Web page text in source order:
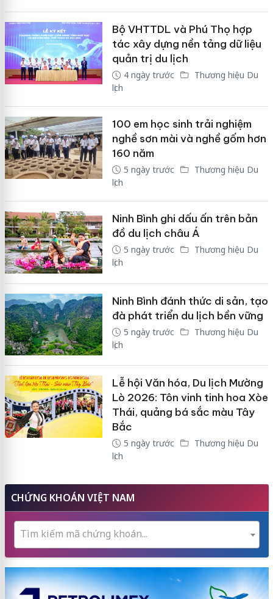
Bộ VHTTDL và Phú Thọ hợp
tác xây dựng nền tảng dữ liệu
quản trị du lịch
4 ngày trước
Thương hiệu Du
lịch
100 em học sinh trải nghiệm
nghề sơn mài và nghề gốm hơn
160 năm
5 ngày trước
Thương hiệu Du
lịch
Ninh Bình ghi dấu ấn trên bản
đồ du lịch châu Á
5 ngày trước
Thương hiệu Du
lịch
Ninh Bình đánh thức di sản, tạo
đà phát triển du lịch bền vững
5 ngày trước
Thương hiệu Du
lịch
Lễ hội Văn hóa, Du lịch Mường
Lò 2026: Tôn vinh tinh hoa Xòe
Thái, quảng bá sắc màu Tây
Bắc
5 ngày trước
Thương hiệu Du
lịch
CHỨNG KHOÁN VIỆT NAM
Tìm kiếm mã chứng khoán...